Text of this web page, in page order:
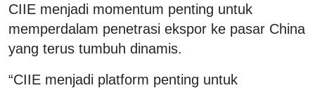
CIIE menjadi momentum penting untuk
memperdalam penetrasi ekspor ke pasar China
yang terus tumbuh dinamis.
“CIIE menjadi platform penting untuk